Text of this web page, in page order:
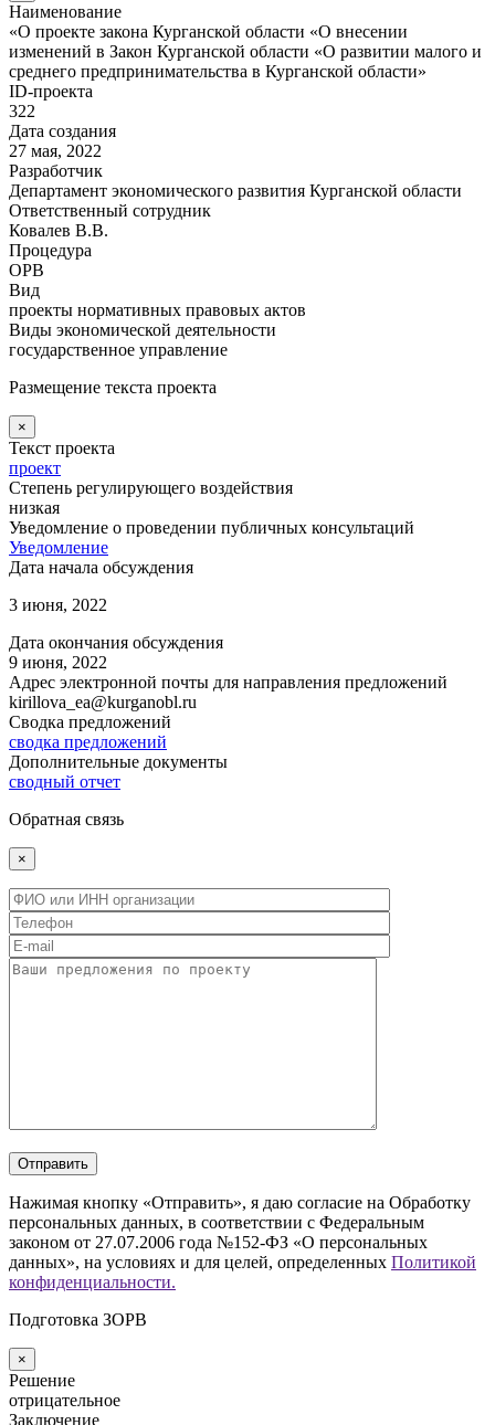
Наименование
«О проекте закона Курганской области «О внесении
изменений в Закон Курганской области «О развитии малого и
среднего предпринимательства в Курганской области»
ID-проекта
322
Дата создания
27 мая, 2022
Разработчик
Департамент экономического развития Курганской области
Ответственный сотрудник
Ковалев В.В.
Процедура
ОРВ
Вид
проекты нормативных правовых актов
Виды экономической деятельности
государственное управление
Размещение текста проекта
×
Текст проекта
проект
Степень регулирующего воздействия
низкая
Уведомление о проведении публичных консультаций
Уведомление
Дата начала обсуждения
3 июня, 2022
Дата окончания обсуждения
9 июня, 2022
Адрес электронной почты для направления предложений
kirillova_ea@kurganobl.ru
Сводка предложений
сводка предложений
Дополнительные документы
сводный отчет
Обратная связь
×
Нажимая кнопку «Отправить», я даю согласие на Обработку
персональных данных, в соответствии с Федеральным
законом от 27.07.2006 года №152-ФЗ «О персональных
данных», на условиях и для целей, определенных Политикой
конфиденциальности.
Подготовка ЗОРВ
×
Решение
отрицательное
Заключение